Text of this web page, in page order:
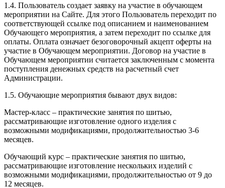
1.4. Пользователь создает заявку на участие в обучающем
мероприятии на Сайте. Для этого Пользователь переходит по
соответствующей ссылке под описанием и наименованием
Обучающего мероприятия, а затем переходит по ссылке для
оплаты. Оплата означает безоговорочный акцепт оферты на
участие в Обучающем мероприятии. Договор на участие в
Обучающем мероприятии считается заключенным с момента
поступления денежных средств на расчетный счет
Администрации.
1.5. Обучающие мероприятия бывают двух видов:
Мастер-класс – практические занятия по шитью,
рассматривающие изготовление одного изделия с
возможными модификациями, продолжительностью 3-6
месяцев.
Обучающий курс – практические занятия по шитью,
рассматривающие изготовление нескольких изделий с
возможными модификациями, продолжительностью от 9 до
12 месяцев.